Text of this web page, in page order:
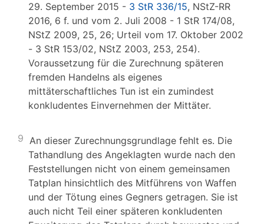
29. September 2015 - 3 StR 336/15, NStZ-RR
2016, 6 f. und vom 2. Juli 2008 - 1 StR 174/08,
NStZ 2009, 25, 26; Urteil vom 17. Oktober 2002
- 3 StR 153/02, NStZ 2003, 253, 254).
Voraussetzung für die Zurechnung späteren
fremden Handelns als eigenes
mittäterschaftliches Tun ist ein zumindest
konkludentes Einvernehmen der Mittäter.
9 An dieser Zurechnungsgrundlage fehlt es. Die
Tathandlung des Angeklagten wurde nach den
Feststellungen nicht von einem gemeinsamen
Tatplan hinsichtlich des Mitführens von Waffen
und der Tötung eines Gegners getragen. Sie ist
auch nicht Teil einer späteren konkludenten